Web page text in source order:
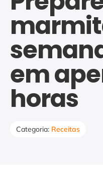
em
horas
Categoria: Receitas